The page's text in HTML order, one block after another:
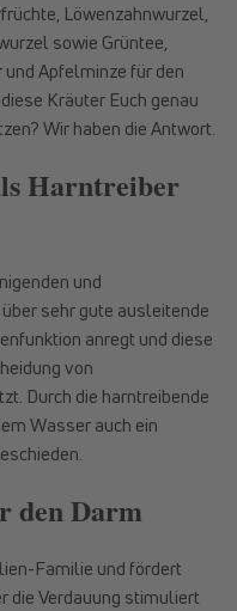
Löwenzahnwurzel,
sowie Grüntee,
Apfelminze für den
Kräuter Euch genau
Wir haben die Antwort.
Harntreiber
und
sehr gute ausleitende
anregt und diese
von
Durch die harntreibende
Wasser auch ein
den Darm
Familie und fördert
die Verdauung stimuliert